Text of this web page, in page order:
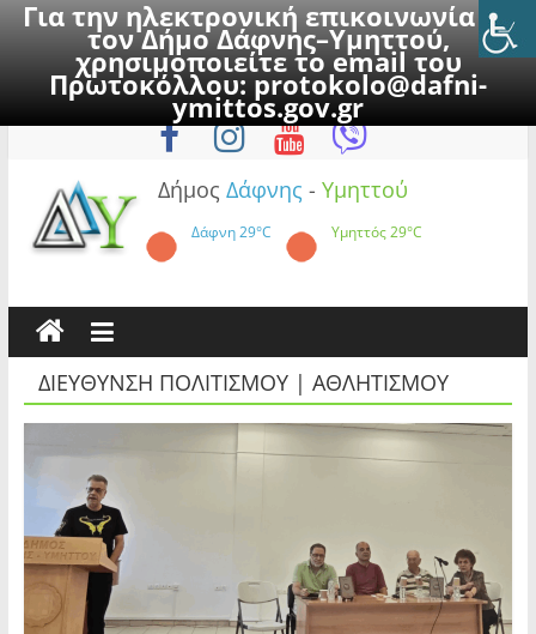
Για την ηλεκτρονική επικοινωνία με
τον Δήμο Δάφνης–Υμηττού,
χρησιμοποιείτε το email του
Πρωτοκόλλου:protokolo@dafni-
ymittos.gov.gr
to
Παρασκευή, 7 Αυγούστου 2026
Δήμος Δάφνης - Υμηττού
Δάφνη29°C Υμηττός29°C
ΔΙΕΥΘΥΝΣΗ ΠΟΛΙΤΙΣΜΟΥ | ΑΘΛΗΤΙΣΜΟΥ